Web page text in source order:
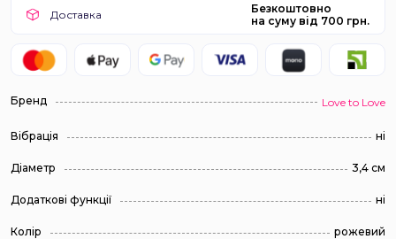
Доставка
Безкоштовно
на суму від 700 грн.
Бренд Love to Love
Вібрація ні
Діаметр 3,4 см
Додаткові функції ні
Колір рожевий